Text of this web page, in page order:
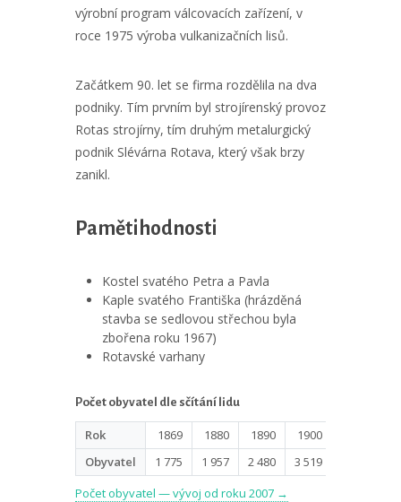
výrobní program válcovacích zařízení, v
roce 1975 výroba vulkanizačních lisů.
Začátkem 90. let se firma rozdělila na dva
podniky. Tím prvním byl strojírenský provoz
Rotas strojírny, tím druhým metalurgický
podnik Slévárna Rotava, který však brzy
zanikl.
Pamětihodnosti
Kostel svatého Petra a Pavla
Kaple svatého Františka (hrázděná
stavba se sedlovou střechou byla
zbořena roku 1967)
Rotavské varhany
Počet obyvatel dle sčítání lidu
Rok 1869 1880 1890 1900
Obyvatel
1 775 1 957 2 480 3 519
Počet obyvatel — vývoj od roku 2007 →